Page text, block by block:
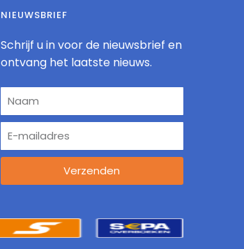
NIEUWSBRIEF
Schrijf u in voor de nieuwsbrief en
ontvang het laatste nieuws.
Verzenden